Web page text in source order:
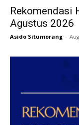
Rekomendasi
Agustus 2026
Asido Situmorang -